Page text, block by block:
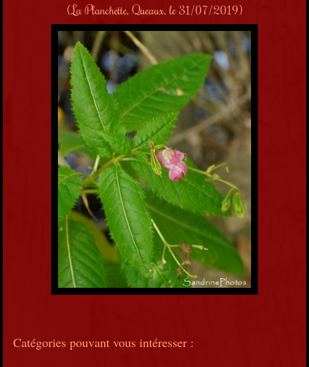
(La Planchette, Queaux, le 31/07/2019)
Catégories pouvant vous intéresser :